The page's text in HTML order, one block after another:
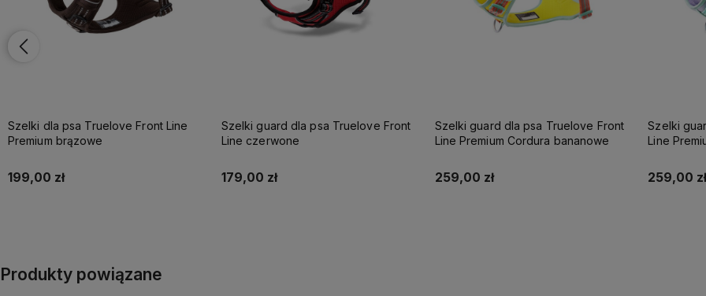
Front Line
Szelki guard dla psa Truelove Front
Szelki guard dla psa Truelove Front
Line Premium Cordura bananowe
Szelki guard dla psa
Line Premium Cordura liliowe
Produkty powiązane